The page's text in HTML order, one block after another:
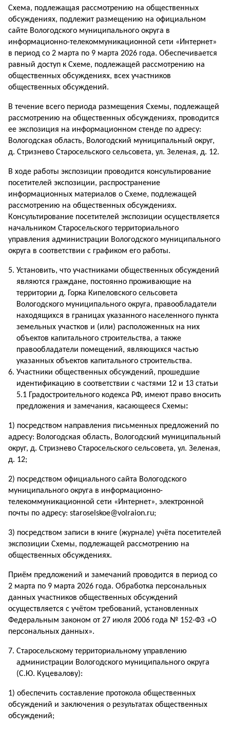
Схема, подлежащая рассмотрению на общественных
обсуждениях, подлежит размещению на официальном
сайте Вологодского муниципального округа в
информационно-телекоммуникационной сети «Интернет»
в период со 2 марта по 9 марта 2026 года. Обеспечивается
равный доступ к Схеме, подлежащей рассмотрению на
общественных обсуждениях, всех участников
общественных обсуждений.
В течение всего периода размещения Схемы, подлежащей
рассмотрению на общественных обсуждениях, проводится
ее экспозиция на информационном стенде по адресу:
Вологодская область, Вологодский муниципальный округ,
д. Стризнево Старосельского сельсовета, ул. Зеленая, д. 12.
В ходе работы экспозиции проводится консультирование
посетителей экспозиции, распространение
информационных материалов о Схеме, подлежащей
рассмотрению на общественных обсуждениях.
Консультирование посетителей экспозиции осуществляется
начальником Старосельского территориального
управления администрации Вологодского муниципального
округа в соответствии с графиком его работы.
Установить, что участниками общественных обсуждений
являются граждане, постоянно проживающие на
территории д. Горка Кипеловского сельсовета
Вологодского муниципального округа, правообладатели
находящихся в границах указанного населенного пункта
земельных участков и (или) расположенных на них
объектов капитального строительства, а также
правообладатели помещений, являющихся частью
указанных объектов капитального строительства.
Участники общественных обсуждений, прошедшие
идентификацию в соответствии с частями 12 и 13 статьи
5.1 Градостроительного кодекса РФ, имеют право вносить
предложения и замечания, касающееся Схемы:
1) посредством направления письменных предложений по
адресу: Вологодская область, Вологодский муниципальный
округ, д. Стризнево Старосельского сельсовета, ул. Зеленая,
д. 12;
2) посредством официального сайта Вологодского
муниципального округа в информационно-
телекоммуникационной сети «Интернет», электронной
почты по адресу: staroselskoe@volraion.ru;
3) посредством записи в книге (журнале) учёта посетителей
экспозиции Схемы, подлежащей рассмотрению на
общественных обсуждениях.
Приём предложений и замечаний проводится в период со
2 марта по 9 марта 2026 года. Обработка персональных
данных участников общественных обсуждений
осуществляется с учётом требований, установленных
Федеральным законом от 27 июля 2006 года № 152-ФЗ «О
персональных данных».
Старосельскому территориальному управлению
администрации Вологодского муниципального округа
(C.Ю. Куцевалову):
1) обеспечить составление протокола общественных
обсуждений и заключения о результатах общественных
обсуждений;